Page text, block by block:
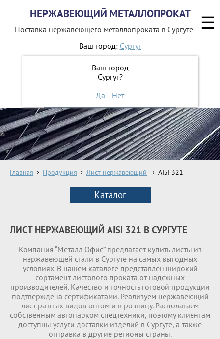
НЕРЖАВЕЮЩИЙ МЕТАЛЛОПРОКАТ
Поставка нержавеющего металлопроката в Сургуте
Ваш город: Сургут
Ваш город
Сургут?
Да
Нет
8 800 551-16-44
ЗАКАЗАТЬ ОБРАТНЫЙ ЗВОНОК
Главная Продукция Лист нержавеющий AISI 321
Каталог
ЛИСТ НЕРЖАВЕЮЩИЙ AISI 321 В СУРГУТЕ
Компания “Металл Офис” предлагает купить листы из
нержавеющей стали в Сургуте на самых выгодных
условиях. В нашем каталоге представлен широкий
сортамент листового проката от надежных
производителей. Качество и точность готовой продукции
подтверждена сертификатами. Реализуем нержавеющий
лист разных видов оптом и в розницу. Располагаем
собственным автопарком спецтехники, поэтому клиентам
доступны услуги доставки изделий в Сургуте, а также
отправка в другие регионы страны.
☰